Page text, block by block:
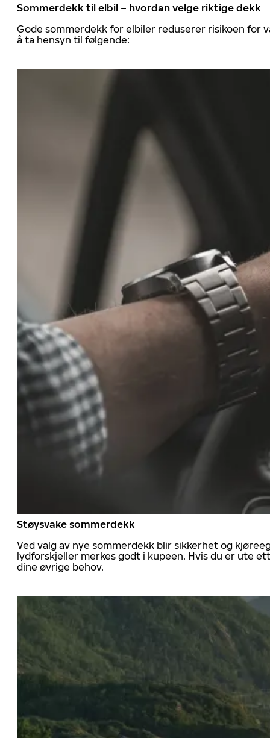
Sommerdekk til elbil – hvordan velge riktige dekk
Gode sommerdekk for elbiler reduserer risikoen for
å ta hensyn til følgende:
Støysvake sommerdekk
Ved valg av nye sommerdekk blir sikkerhet og
lydforskjeller merkes godt i kupeen. Hvis du er ute
dine øvrige behov.